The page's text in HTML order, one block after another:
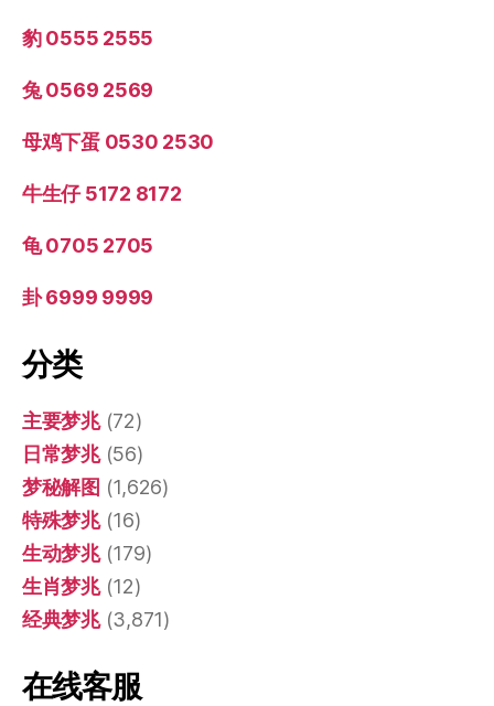
豹 0555 2555
兔 0569 2569
母鸡下蛋 0530 2530
牛生仔 5172 8172
龟 0705 2705
卦 6999 9999
分类
主要梦兆(72)
日常梦兆(56)
梦秘解图 (1,626)
特殊梦兆(16)
生动梦兆(179)
生肖梦兆(12)
经典梦兆(3,871)
在线客服